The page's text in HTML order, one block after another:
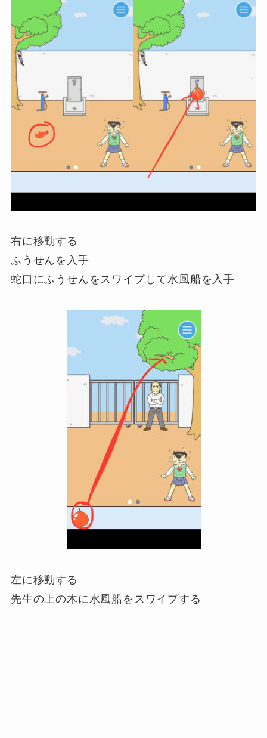
右に移動する
ふうせんを入手
蛇口にふうせんをスワイプして水風船を入手
左に移動する
先生の上の木に水風船をスワイプする